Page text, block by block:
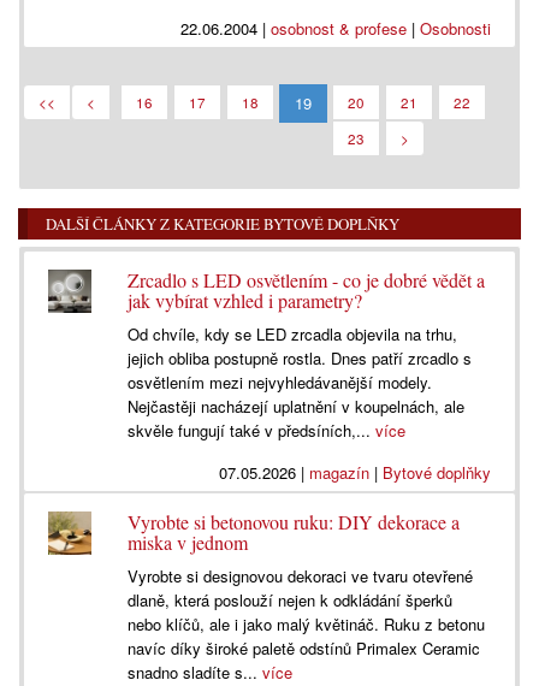
22.06.2004| osobnost & profese| Osobnosti
<< < 16 17 18 19 20 21
22
23
>
DALŠÍ ČLÁNKY Z KATEGORIE BYTOVÉ DOPLŇKY
Zrcadlo s LED osvětlením - co je dobré vědět a
jak vybírat vzhled i parametry?
Od chvíle, kdy se LED zrcadla objevila na trhu,
jejich obliba postupně rostla. Dnes patří zrcadlo s
osvětlením mezi nejvyhledávanější modely.
Nejčastěji nacházejí uplatnění v koupelnách, ale
skvěle fungují také v předsíních,...více
07.05.2026| magazín| Bytové doplňky
Vyrobte si betonovou ruku: DIY dekorace a
miska v jednom
Vyrobte si designovou dekoraci ve tvaru otevřené
dlaně, která poslouží nejen k odkládání šperků
nebo klíčů, ale i jako malý květináč. Ruku z betonu
navíc díky široké paletě odstínů Primalex Ceramic
snadno sladíte s...více